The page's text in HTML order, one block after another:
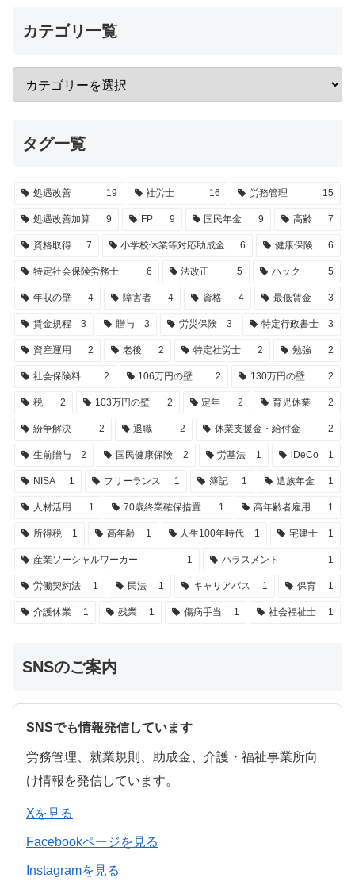
カテゴリ一覧
タグ一覧
処遇改善 19 社労士 16 労務管理 15
処遇改善加算 9 FP 9 国民年金 9 高齢 7
資格取得 7 小学校休業等対応助成金 6 健康保険 6
特定社会保険労務士 6 法改正 5 ハック 5
年収の壁 4 障害者 4 資格 4 最低賃金 3
賃金規程 3 贈与 3 労災保険 3 特定行政書士 3
資産運用 2 老後 2 特定社労士 2 勉強 2
社会保険料 2 106万円の壁 2 130万円の壁 2
税 2 103万円の壁 2 定年 2 育児休業 2
紛争解決 2 退職 2 休業支援金・給付金 2
生前贈与 2 国民健康保険 2 労基法 1 iDeCo 1
NISA 1 フリーランス 1 簿記 1 遺族年金 1
人材活用 1 70歳終業確保措置 1 高年齢者雇用 1
所得税 1 高年齢 1 人生100年時代 1 宅建士 1
産業ソーシャルワーカー 1 ハラスメント 1
労働契約法 1 民法 1 キャリアパス 1 保育 1
介護休業 1 残業 1 傷病手当 1 社会福祉士 1
SNSのご案内
SNSでも情報発信しています
労務管理、就業規則、助成金、介護・福祉事業所向
け情報を発信しています。
Xを見る
Facebookページを見る
Instagramを見る